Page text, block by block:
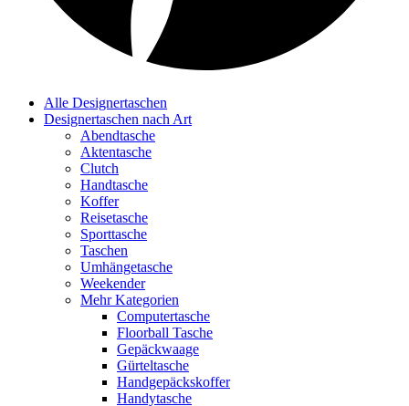
Alle Designertaschen
Designertaschen nach Art
Abendtasche
Aktentasche
Clutch
Handtasche
Koffer
Reisetasche
Sporttasche
Taschen
Umhängetasche
Weekender
Mehr Kategorien
Computertasche
Floorball Tasche
Gepäckwaage
Gürteltasche
Handgepäckskoffer
Handytasche